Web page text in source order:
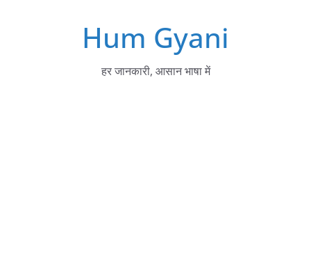
Hum Gyani
हर जानकारी, आसान भाषा में